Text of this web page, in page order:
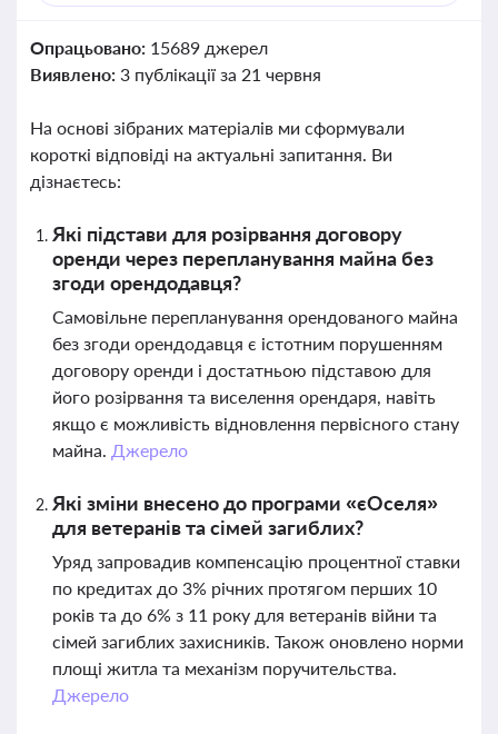
Опрацьовано: 15689 джерел
Виявлено: 3 публікації за 21 червня
На основі зібраних матеріалів ми сформували
короткі відповіді на актуальні запитання. Ви
дізнаєтесь:
Які підстави для розірвання договору
оренди через перепланування майна без
згоди орендодавця?
Самовільне перепланування орендованого майна
без згоди орендодавця є істотним порушенням
договору оренди і достатньою підставою для
його розірвання та виселення орендаря, навіть
якщо є можливість відновлення первісного стану
майна. Джерело
Які зміни внесено до програми «єОселя»
для ветеранів та сімей загиблих?
Уряд запровадив компенсацію процентної ставки
по кредитах до 3% річних протягом перших 10
років та до 6% з 11 року для ветеранів війни та
сімей загиблих захисників. Також оновлено норми
площі житла та механізм поручительства.
Джерело